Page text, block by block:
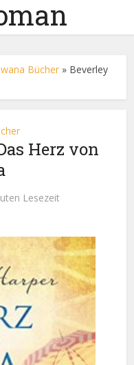
Bücher » Beverley
Herz von
Lesezeit